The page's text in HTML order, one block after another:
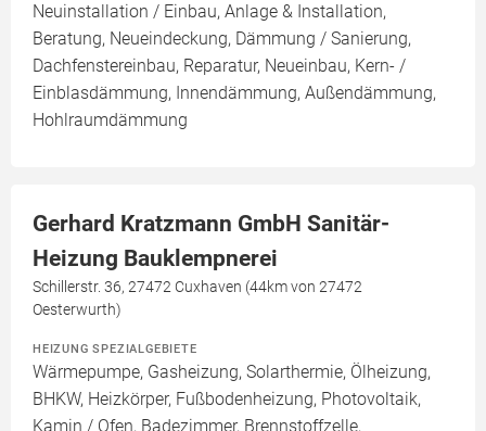
Neuinstallation / Einbau, Anlage & Installation,
Beratung, Neueindeckung, Dämmung / Sanierung,
Dachfenstereinbau, Reparatur, Neueinbau, Kern- /
Einblasdämmung, Innendämmung, Außendämmung,
Hohlraumdämmung
Gerhard Kratzmann GmbH Sanitär-
Heizung Bauklempnerei
Schillerstr. 36, 27472 Cuxhaven (44km von 27472
Oesterwurth)
HEIZUNG SPEZIALGEBIETE
Wärmepumpe, Gasheizung, Solarthermie, Ölheizung,
BHKW, Heizkörper, Fußbodenheizung, Photovoltaik,
Kamin / Ofen, Badezimmer, Brennstoffzelle,